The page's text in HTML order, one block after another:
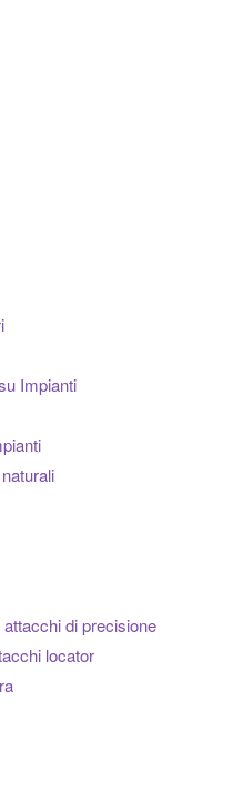
Impianti
di precisione
locator